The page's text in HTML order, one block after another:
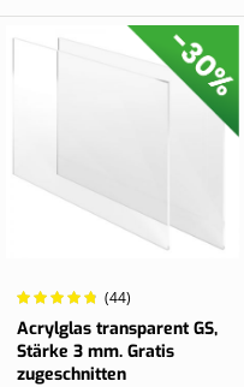
Wertung:
98.1818%
(44)
Acrylglas transparent GS,
Stärke 3 mm. Gratis
zugeschnitten